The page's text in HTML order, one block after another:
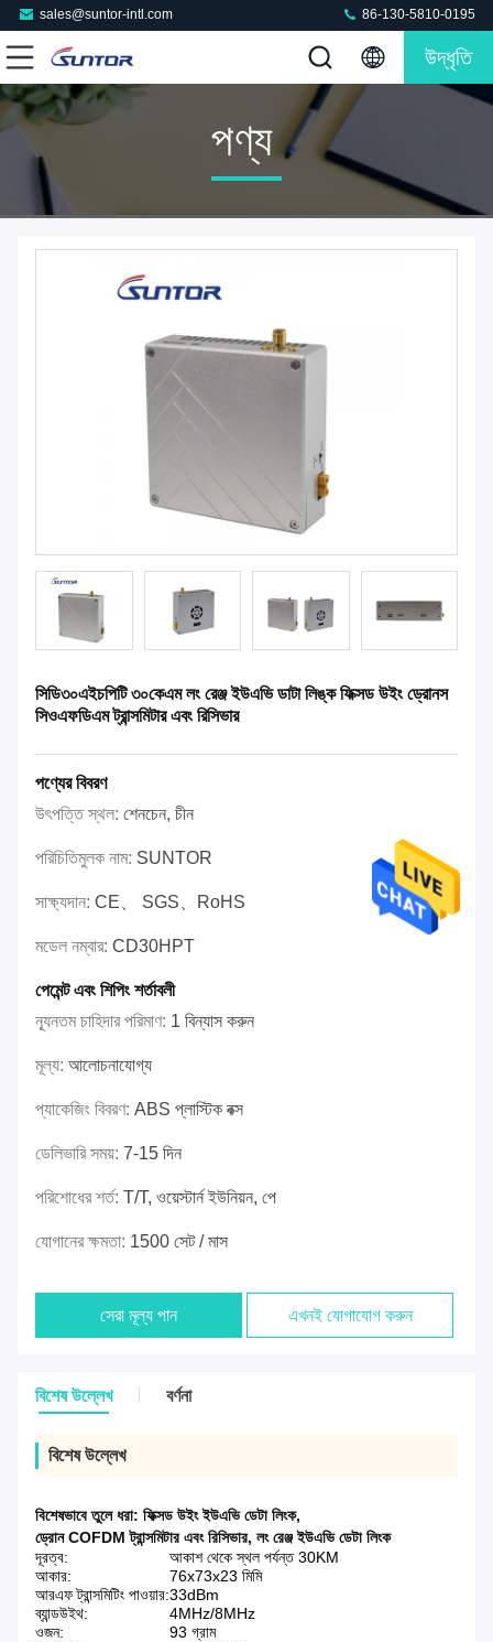
sales@suntor-intl.com 86-130-5810-0195
উদ্ধৃতি
পণ্য
সিডি৩০এইচপিটি ৩০কেএম লং রেঞ্জ ইউএভি ডাটা লিঙ্ক ফিক্সড উইং ড্রোনস
সিওএফডিএম ট্রান্সমিটার এবং রিসিভার
পণ্যের বিবরণ
উৎপত্তি স্থল: শেনচেন, চীন
পরিচিতিমুলক নাম: SUNTOR
সাক্ষ্যদান: CE、 SGS、RoHS
মডেল নম্বার: CD30HPT
পেমেন্ট এবং শিপিং শর্তাবলী
ন্যূনতম চাহিদার পরিমাণ: 1 বিন্যাস করুন
মূল্য: আলোচনাযোগ্য
প্যাকেজিং বিবরণ: ABS প্লাস্টিক বক্স
ডেলিভারি সময়: 7-15 দিন
পরিশোধের শর্ত: T/T, ওয়েস্টার্ন ইউনিয়ন, পে
যোগানের ক্ষমতা: 1500 সেট / মাস
সেরা মূল্য পান এখনই যোগাযোগ করুন
বিশেষ উল্লেখ বর্ণনা
বিশেষ উল্লেখ
বিশেষভাবে তুলে ধরা: ফিক্সড উইং ইউএভি ডেটা লিংক,
ড্রোন COFDM ট্রান্সমিটার এবং রিসিভার, লং রেঞ্জ ইউএভি ডেটা লিংক
দূরত্ব:
আকাশ থেকে স্থল পর্যন্ত 30KM
আকার:
76x73x23 মিমি
আরএফ ট্রান্সমিটিং পাওয়ার:33dBm
ব্যান্ডউইথ:
4MHz/8MHz
ওজন:
93 গ্রাম